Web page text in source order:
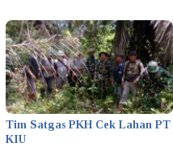
Tim Satgas PKH Cek Lahan PT
KIU